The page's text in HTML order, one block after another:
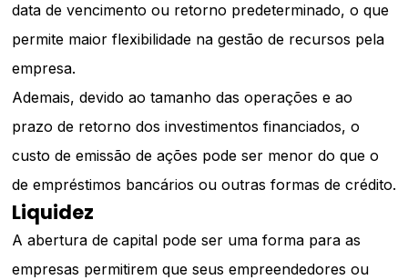
data de vencimento ou retorno predeterminado, o que
permite maior flexibilidade na gestão de recursos pela
empresa.
Ademais, devido ao tamanho das operações e ao
prazo de retorno dos investimentos financiados, o
custo de emissão de ações pode ser menor do que o
de empréstimos bancários ou outras formas de crédito.
Liquidez
A abertura de capital pode ser uma forma para as
empresas permitirem que seus empreendedores ou